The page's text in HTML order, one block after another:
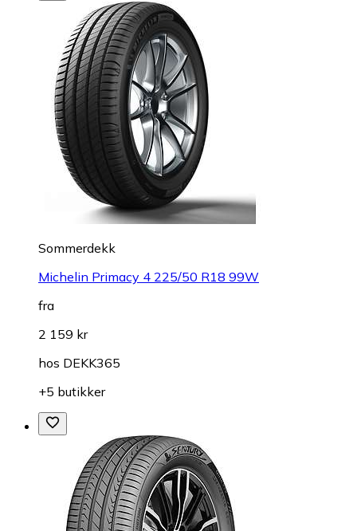
Sommerdekk
Michelin Primacy 4 225/50 R18 99W
fra
2 159 kr
hos DEKK365
+5 butikker